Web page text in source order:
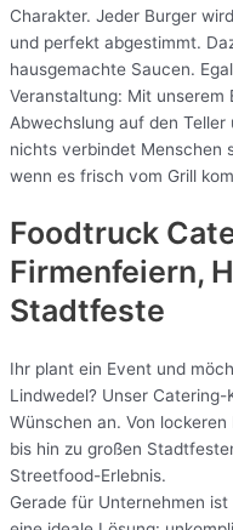
Charakter. Jeder Burger
und perfekt abgestimmt.
hausgemachte Saucen.
Veranstaltung: Mit
Abwechslung auf den
nichts verbindet Menschen
wenn es frisch vom Grill
Foodtruck
Firmenfeiern,
Stadtfeste
Ihr plant ein Event und
Lindwedel? Unser
Wünschen an. Von
bis hin zu großen
Streetfood-Erlebnis.
Gerade für Unternehmen